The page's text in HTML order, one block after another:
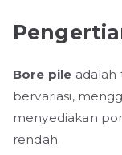
Bore pile
bervariasi,
menyediakan
rendah.